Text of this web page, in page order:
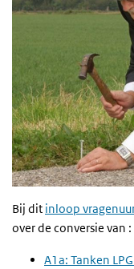
Bij dit inloop
over de conversie van :
A1a: Tanken